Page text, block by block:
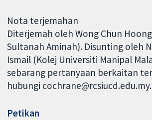
Nota terjemahan
Diterjemah oleh Wong Chun
Sultanah Aminah). Disunting oleh
Ismail (Kolej Universiti Manipal
sebarang pertanyaan berkaitan
hubungi cochrane@rcsiucd.edu.my.
Petikan